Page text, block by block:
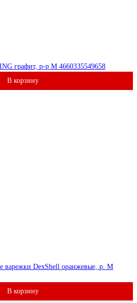
графит, р-р M 4660335549658
В корзину
варежки DexShell оранжевые, р. M
В корзину